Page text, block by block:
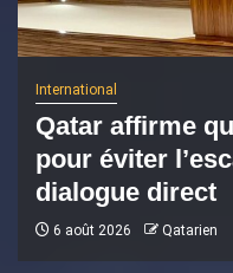
International
Qatar affirme
pour éviter
dialogue direct
6 août 2026 Qatarien